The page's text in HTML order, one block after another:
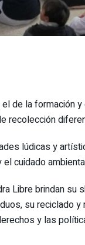
de la formación
recolección
lúdicas y
cuidado
Libre brindan su
su reciclado
y las